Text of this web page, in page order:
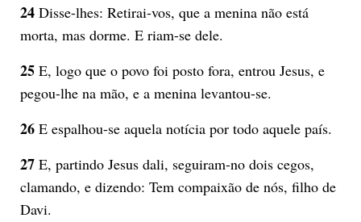
24Disse-lhes: Retirai-vos, que a menina não está
morta, mas dorme. E riam-se dele.
25E, logo que o povo foi posto fora, entrou Jesus, e
pegou-lhe na mão, e a menina levantou-se.
26E espalhou-se aquela notícia por todo aquele país.
27E, partindo Jesus dali, seguiram-no dois cegos,
clamando, e dizendo: Tem compaixão de nós, filho de
Davi.